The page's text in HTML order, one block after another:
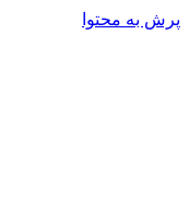
پرش به محتوا